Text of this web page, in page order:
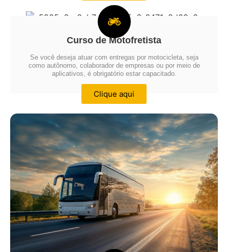
Curso de Motofretista
Se você deseja atuar com entregas por motocicleta, seja
como autônomo, colaborador de empresas ou por meio de
aplicativos, é obrigatório estar capacitado.
Clique aqui